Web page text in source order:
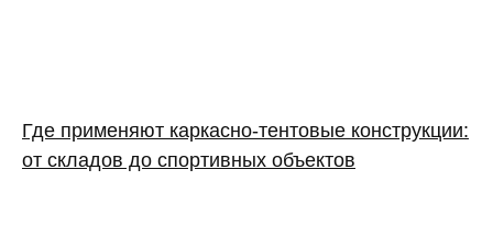
Где применяют каркасно‑тентовые конструкции:
от складов до спортивных объектов